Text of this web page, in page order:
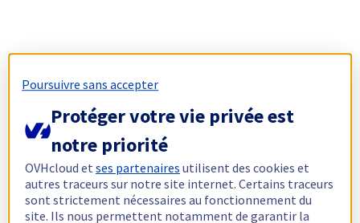
Poursuivre sans accepter
Protéger votre vie privée est
notre priorité
OVHcloud etses partenaires utilisent des cookies et
autres traceurs sur notre site internet. Certains traceurs
sont strictement nécessaires au fonctionnement du
site. Ils nous permettent notamment de garantir la